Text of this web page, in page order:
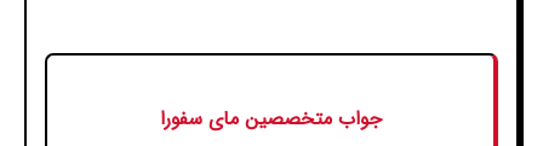
جواب متخصصین مای سفورا